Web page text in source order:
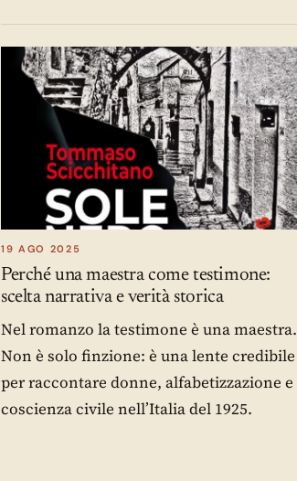
19 AGO 2025
Perché una maestra come testimone:
scelta narrativa e verità storica
Nel romanzo la testimone è una maestra.
Non è solo finzione: è una lente credibile
per raccontare donne, alfabetizzazione e
coscienza civile nell’Italia del 1925.